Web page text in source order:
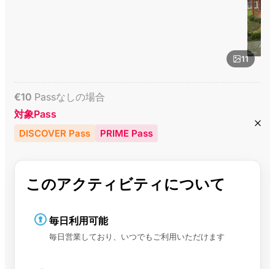
11
€10 Passなしの場合
対象Pass
DISCOVER Pass PRIME Pass
このアクティビティについて
毎日利用可能
毎日営業しており、いつでもご利用いただけます